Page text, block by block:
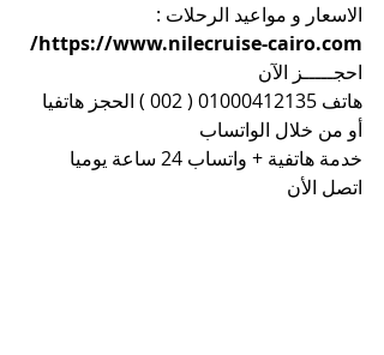
الاسعار و مواعيد الرحلات :
https://www.nilecruise-cairo.com/
احجـــــز الآن
هاتف 01000412135 ( 002 ) الحجز هاتفيا
أو من خلال الواتساب
خدمة هاتفية + واتساب 24 ساعة يوميا
اتصل الأن